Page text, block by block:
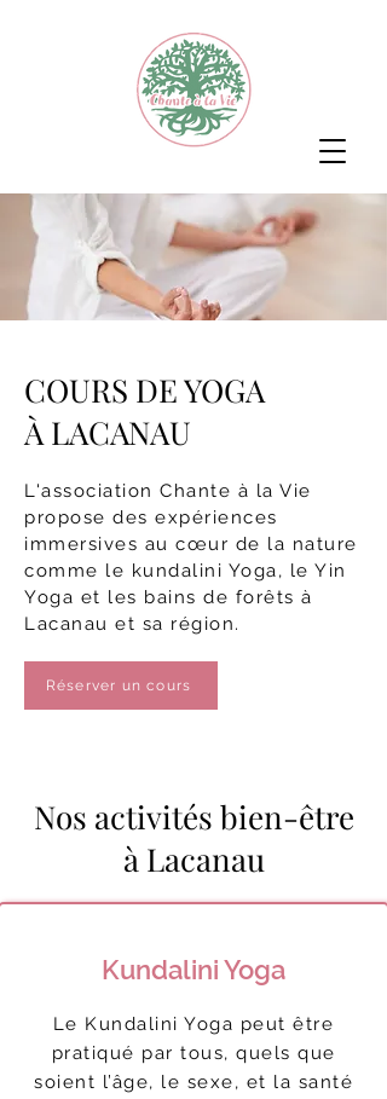
COURS DE YOGA
À LACANAU
L'association Chante à la Vie
propose des expériences
immersives au cœur de la nature
comme le kundalini Yoga, le Yin
Yoga et les bains de forêts à
Lacanau et sa région.
Réserver un cours
Nos activités bien-être
à Lacanau
Kundalini Yoga
Le Kundalini Yoga peut être
pratiqué par tous, quels que
soient l’âge, le sexe, et la santé